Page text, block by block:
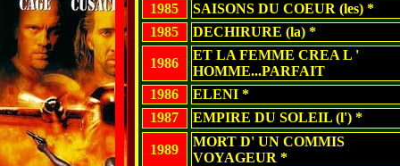
1985
SAISONS DU COEUR (les) *
1985
DECHIRURE (la) *
1986
ET LA FEMME CREA L '
HOMME...PARFAIT
1986
ELENI *
1987
EMPIRE DU SOLEIL (l') *
1989
MORT D' UN COMMIS
VOYAGEUR *